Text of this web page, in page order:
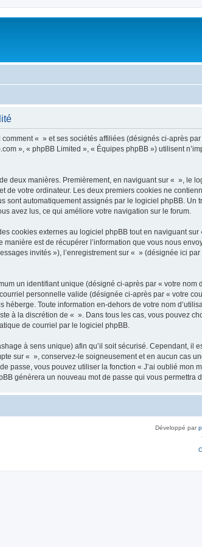
« » et ses sociétés affiliées (désignés ci-après
», « phpBB Limited », « Équipes phpBB ») utilisent
deux manières. Premièrement, en naviguant sur « », le
de votre ordinateur. Les deux premiers cookies ne
sont automatiquement assignés par le logiciel phpBB.
avez lus, ce qui améliore votre navigation sur le forum.
cookies externes au logiciel phpBB tout en naviguant
est de récupérer l’information que vous nous
invités »), l’enregistrement sur « » (désignée ici
un identifiant unique (désigné ci-après par « votre
personnelle valide (désignée ci-après par « votre
héberge. Toute information en-dehors de votre nom
à la discrétion de « ». Dans tous les cas, vous pouvez
de courriel par le logiciel phpBB.
à sens unique) afin qu’il soit sécurisé. Cependant,
sur « », conservez-le soigneusement et en aucun cas
passe, vous pouvez utiliser la fonction « J’ai oublié
générera un nouveau mot de passe qui vous permettra
Développé par